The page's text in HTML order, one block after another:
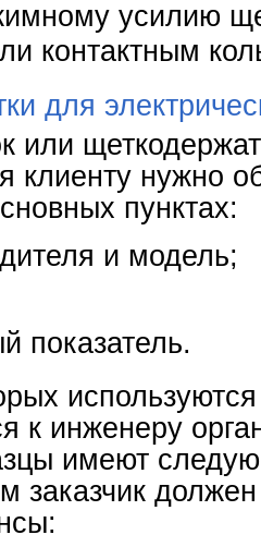
усилию
контактным
для
или
клиенту нужно
пунктах:
и модель;
показатель.
к инженеру
имеют
заказчик должен